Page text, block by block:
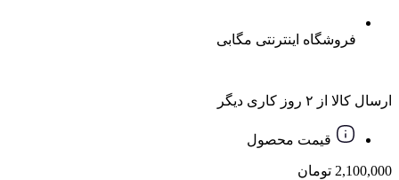
فروشگاه اینترنتی مگابی
ارسال کالا از ۲ روز کاری دیگر
قیمت محصول
2,100,000 تومان